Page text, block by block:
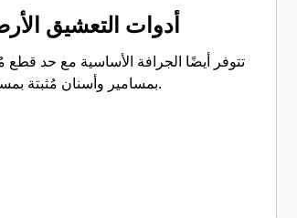
أدوات التعشيق
تتوفر أيضًا الجرافة الأساسية مع حد قطع
بمسامير وأسنان مُثبتة بمسامير.